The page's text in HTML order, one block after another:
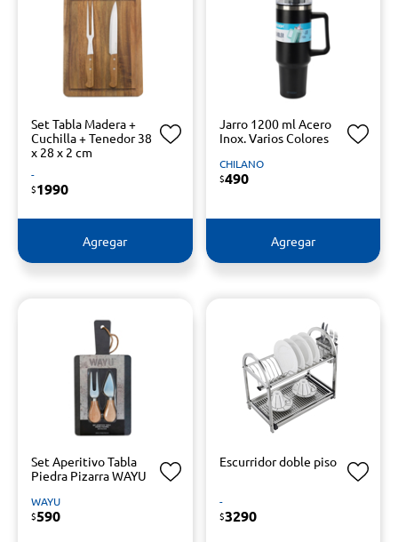
Set Tabla Madera +
Cuchilla + Tenedor 38
x 28 x 2 cm
-
$1990
Agregar
Jarro 1200 ml Acero
Inox. Varios Colores
CHILANO
$490
Agregar
Set Aperitivo Tabla
Piedra Pizarra WAYU
WAYU
$590
Escurridor doble piso
-
$3290